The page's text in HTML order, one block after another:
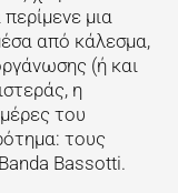
μια
από κάλεσμα,
(ή και
η
του
τους
Bassotti.